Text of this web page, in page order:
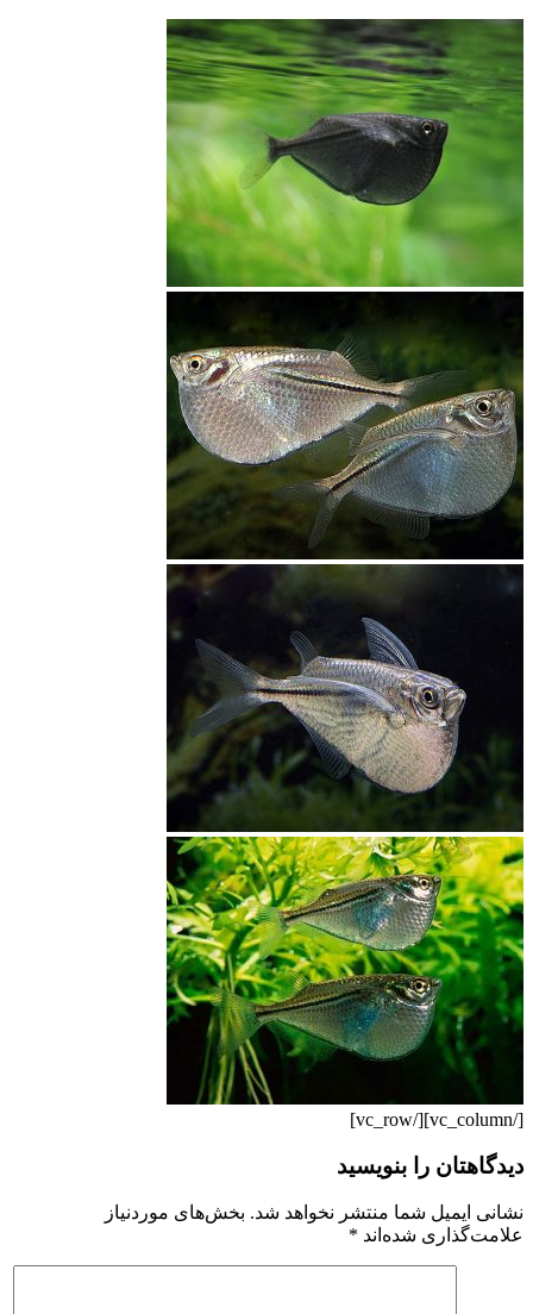
[/vc_column][/vc_row]
دیدگاهتان را بنویسید
نشانی ایمیل شما منتشر نخواهد شد. بخش‌های موردنیاز
علامت‌گذاری شده‌اند *